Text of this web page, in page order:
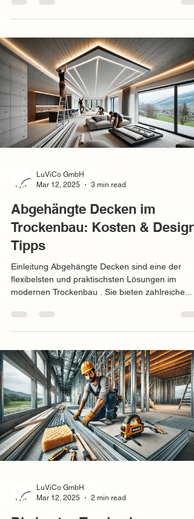
LuViCo GmbH
Mar 12, 2025
3 min read
Abgehängte Decken im
Trockenbau: Kosten & Design-
Tipps
Einleitung Abgehängte Decken sind eine der
flexibelsten und praktischsten Lösungen im
modernen Trockenbau . Sie bieten zahlreiche...
LuViCo GmbH
Mar 12, 2025
2 min read